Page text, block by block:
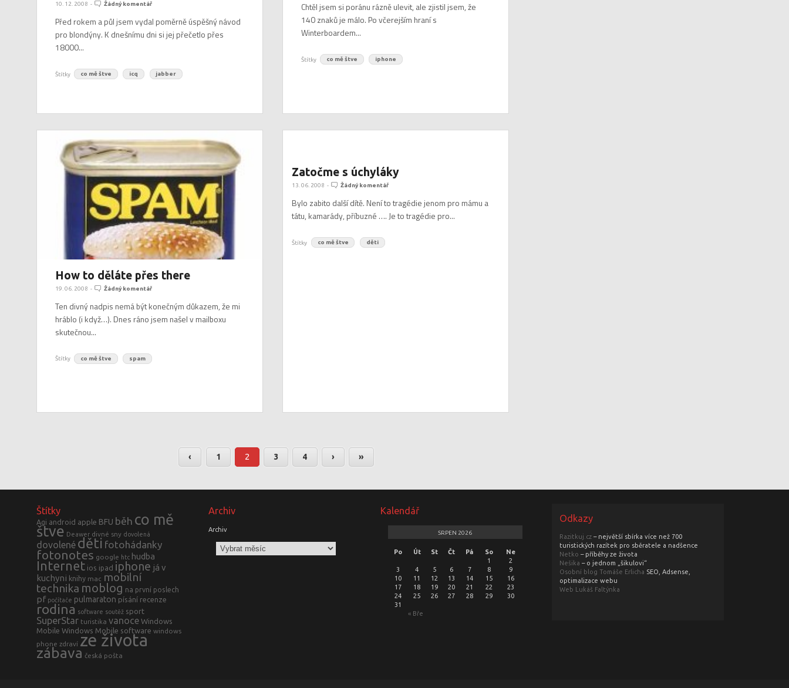
10. 12. 2008 - Žádný komentář
Před rokem a půl jsem vydal poměrně úspěšný návod
pro blondýny. K dnešnímu dni si jej přečetlo přes
18000...
Štítky co mě štve icq jabber
Chtěl jsem si poránu rázně ulevit, ale zjistil jsem, že
140 znaků je málo. Po včerejším hraní s
Winterboardem...
Štítky co mě štve iphone
How to děláte přes there
19. 06. 2008 - Žádný komentář
Ten divný nadpis nemá být konečným důkazem, že mi
hráblo (i když…). Dnes ráno jsem našel v mailboxu
skutečnou...
Štítky co mě štve spam
Zatočme s úchyláky
13. 06. 2008 - Žádný komentář
Bylo zabito další dítě. Není to tragédie jenom pro mámu a
tátu, kamarády, příbuzné …. Je to tragédie pro...
Štítky co mě štve děti
‹ 1 2 3 4 › »
Štítky
Agi android apple BFU běh co mě
štve Deawer divné sny dovolená
dovolené děti fotohádanky
fotonotes google htc hudba
Internet ios ipad iphone já v
kuchyni knihy mac mobilní
technika moblog na první poslech
pf počítače pulmaraton písání recenze
rodina software soutěž sport
SuperStar turistika vanoce Windows
Mobile Windows Mobile software windows
phone zdraví ze života
zábava česká pošta
Archiv
Archiv
Kalendář
SRPEN 2026
Po Út St Čt Pá So Ne
« Bře
1
2
3
4 5 6 7 8
9
10
11 12 13 14 15
16
17
18 19 20 21 22
23
24
25 26 27 28 29
30
31
Odkazy
Razitkuj.cz– největší sbírka více než 700
turistických razítek pro sběratele a nadšence
Netko – příběhy ze života
Nešika – o jednom „šikulovi“
Osobní blog Tomáše Erlicha SEO, Adsense,
optimalizace webu
Web Lukáš Faltýnka